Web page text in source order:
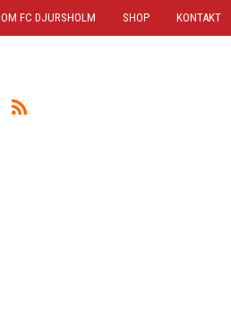
OM FC DJURSHOLM SHOP KONTAKT